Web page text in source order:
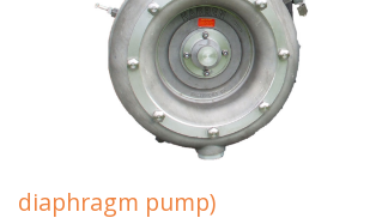
diaphragm pump)